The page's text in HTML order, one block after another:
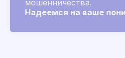
мошенничества.
Надеемся на ваше
Распив
Другие бренды
Chanel